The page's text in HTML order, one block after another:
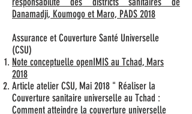
Danamadji, Koumogo et Maro, PADS 2018
Assurance et Couverture Santé Universelle
(CSU)
Note conceptuelle openIMIS au Tchad, Mars
2018
Article atelier CSU, Mai 2018 " Réaliser la
Couverture sanitaire universelle au Tchad :
Comment atteindre la couverture universelle